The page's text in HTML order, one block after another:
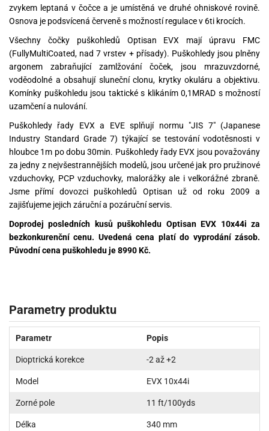
zvykem leptaná v čočce a je umístěná ve druhé ohniskové rovině.
Osnova je podsvícená červeně s možností regulace v 6ti krocích.
Všechny čočky puškohledů Optisan EVX mají úpravu FMC
(FullyMultiCoated, nad 7 vrstev + přísady). Puškohledy jsou plněny
argonem zabraňující zamlžování čoček, jsou mrazuvzdorné,
voděodolné a obsahují sluneční clonu, krytky okuláru a objektivu.
Komínky puškohledu jsou taktické s klikáním 0,1MRAD s možností
uzamčení a nulování.
Puškohledy řady EVX a EVE splňují normu "JIS 7" (Japanese
Industry Standard Grade 7) týkající se testování vodotěsnosti v
hloubce 1m po dobu 30min. Puškohledy řady EVX jsou považovány
za jedny z nejvšestrannějších modelů, jsou určené jak pro pružinové
vzduchovky, PCP vzduchovky, malorážky ale i velkorážné zbraně.
Jsme přímí dovozci puškohledů Optisan už od roku 2009 a
zajišťujeme jejich záruční a pozáruční servis.
Doprodej posledních kusů puškohledu Optisan EVX 10x44i za
bezkonkurenční cenu. Uvedená cena platí do vyprodání zásob.
Původní cena puškohledu je 8990 Kč.
Parametry produktu
Parametr Popis
Dioptrická korekce -2 až +2
Model EVX 10x44i
Zorné pole 11 ft/100yds
Délka 340 mm